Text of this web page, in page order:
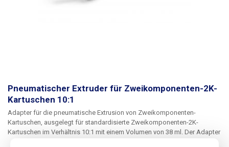
Pneumatischer Extruder für Zweikomponenten-2K-
Kartuschen 10:1
Adapter für die pneumatische Extrusion von Zweikomponenten-
Kartuschen, ausgelegt für standardisierte Zweikomponenten-2K-
Kartuschen im Verhältnis 10:1 mit einem Volumen von 38 ml. Der Adapter